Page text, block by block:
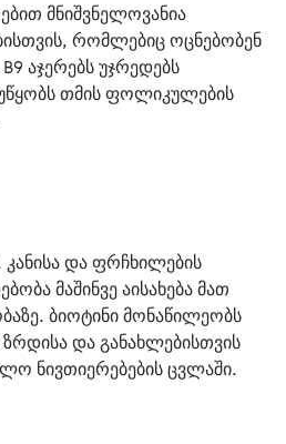
მნიშვნელოვანია
რომლებიც ოცნებობენ
აჯერებს უჯრედებს
თმის ფოლიკულების
კანისა და ფრჩხილების
მაშინვე აისახება მათ
ბიოტინი მონაწილეობს
და განახლებისთვის
ნივთიერებების ცვლაში.